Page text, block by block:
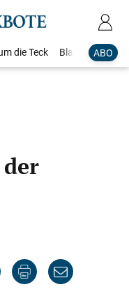
ABO
die Teck Blaulicht